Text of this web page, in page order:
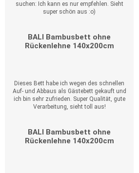
suchen: Ich kann es nur empfehlen. Sieht
super schön aus :o)
BALI Bambusbett ohne
Rückenlehne 140x200cm
Dieses Bett habe ich wegen des schnellen
Auf- und Abbaus als Gästebett gekauft und
ich bin sehr zufrieden. Super Qualität, gute
Verarbeitung, sieht toll aus!
BALI Bambusbett ohne
Rückenlehne 140x200cm